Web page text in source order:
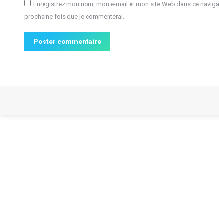
Enregistrez mon nom, mon e-mail et mon site Web dans ce
prochaine fois que je commenterai.
Poster commentaire